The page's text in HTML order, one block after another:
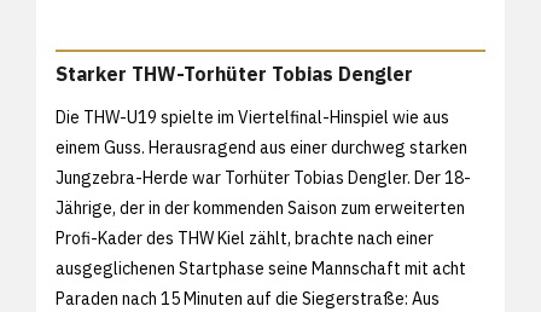
Starker THW-Torhüter Tobias Dengler
Die THW-U19 spielte im Viertelfinal-Hinspiel wie aus
einem Guss. Herausragend aus einer durchweg starken
Jungzebra-Herde war Torhüter Tobias Dengler. Der 18-
Jährige, der in der kommenden Saison zum erweiterten
Profi-Kader des THW Kiel zählt, brachte nach einer
ausgeglichenen Startphase seine Mannschaft mit acht
Paraden nach 15 Minuten auf die Siegerstraße: Aus